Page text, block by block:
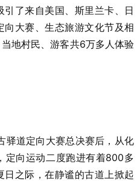
了来自美国、斯里兰卡、日
大赛、生态旅游文化节及相
地村民、游客共6万多人体验
道定向大赛总决赛后，从化
定向运动二度跑进有着800多
之际，在静谧的古道上掀起